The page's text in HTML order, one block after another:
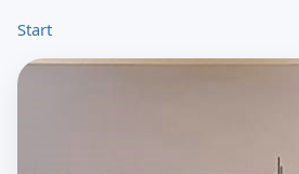
Start